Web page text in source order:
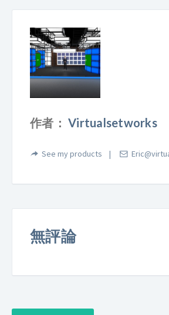
作者： Virtualsetworks
See my products
無評論